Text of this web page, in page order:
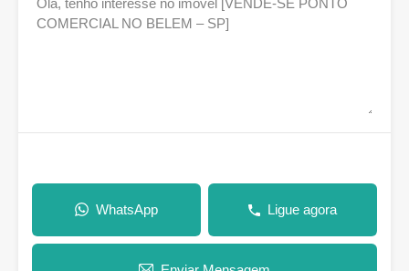
WhatsApp Ligue agora